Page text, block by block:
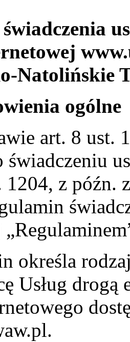
Natolińskie
ogólne
art. 8 ust.
z późn.
określa
Usług